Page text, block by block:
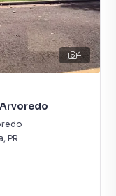
4
, PR